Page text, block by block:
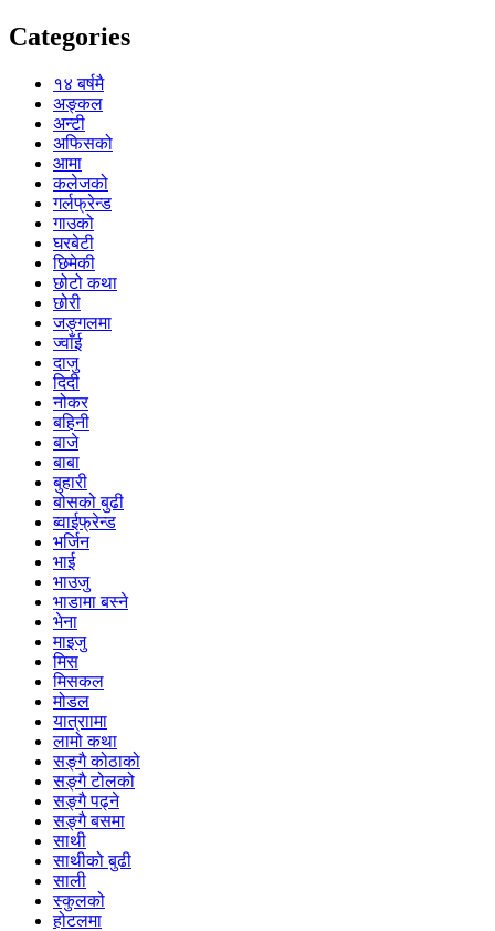
Categories
१४ बर्षमै
अङ्कल
अन्टी
अफिसको
आमा
कलेजको
गर्लफ्रेन्ड
गाउको
घरबेटी
छिमेकी
छोटो कथा
छोरी
जङ्गलमा
ज्वाँई
दाजु
दिदी
नोकर
बहिनी
बाजे
बाबा
बुहारी
बोसको बुढी
ब्वाईफ्रेन्ड
भर्जिन
भाई
भाउजु
भाडामा बस्ने
भेना
माइजु
मिस
मिसकल
मोडल
यात्राामा
लामो कथा
सङ्गै कोठाको
सङ्गै टोलको
सङ्गै पढ्ने
सङ्गै बसमा
साथी
साथीको बुढी
साली
स्कुलको
होटलमा